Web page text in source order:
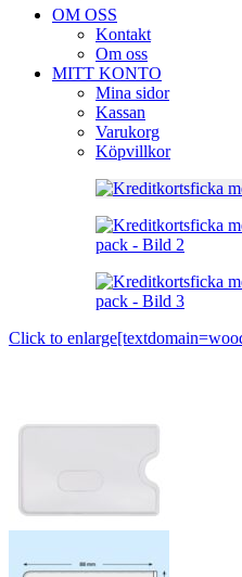
OM OSS
Kontakt
Om oss
MITT KONTO
Mina sidor
Kassan
Varukorg
Köpvillkor
Click to